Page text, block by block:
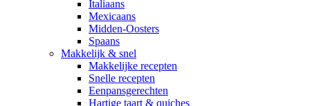
Italiaans
Mexicaans
Midden-Oosters
Spaans
Makkelijk & snel
Makkelijke recepten
Snelle recepten
Eenpansgerechten
Hartige taart & quiches